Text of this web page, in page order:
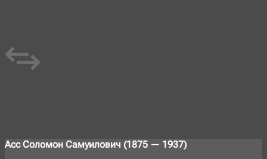
Асс Соломон Самуилович (1875 — 1937)